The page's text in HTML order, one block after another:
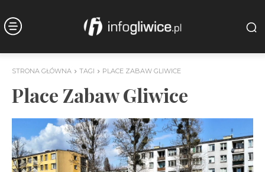
STRONA GŁÓWNA TAGI PLACE ZABAW GLIWICE
Place Zabaw Gliwice